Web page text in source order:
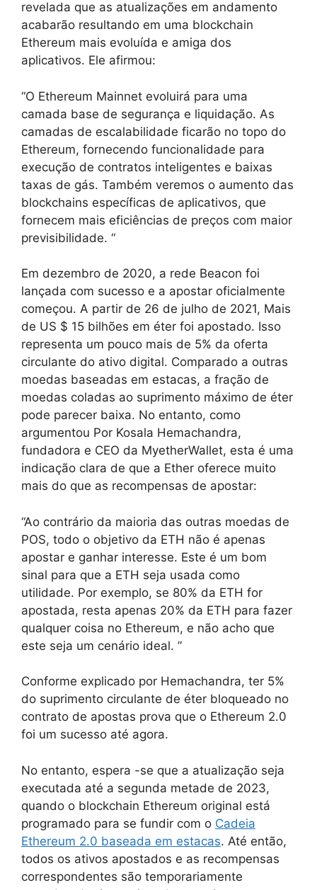
revelada que as atualizações em andamento
acabarão resultando em uma blockchain
Ethereum mais evoluída e amiga dos
aplicativos. Ele afirmou:
“O Ethereum Mainnet evoluirá para uma
camada base de segurança e liquidação. As
camadas de escalabilidade ficarão no topo do
Ethereum, fornecendo funcionalidade para
execução de contratos inteligentes e baixas
taxas de gás. Também veremos o aumento das
blockchains específicas de aplicativos, que
fornecem mais eficiências de preços com maior
previsibilidade. “
Em dezembro de 2020, a rede Beacon foi
lançada com sucesso e a apostar oficialmente
começou. A partir de 26 de julho de 2021, Mais
de US $ 15 bilhões em éter foi apostado. Isso
representa um pouco mais de 5% da oferta
circulante do ativo digital. Comparado a outras
moedas baseadas em estacas, a fração de
moedas coladas ao suprimento máximo de éter
pode parecer baixa. No entanto, como
argumentou Por Kosala Hemachandra,
fundadora e CEO da MyetherWallet, esta é uma
indicação clara de que a Ether oferece muito
mais do que as recompensas de apostar:
“Ao contrário da maioria das outras moedas de
POS, todo o objetivo da ETH não é apenas
apostar e ganhar interesse. Este é um bom
sinal para que a ETH seja usada como
utilidade. Por exemplo, se 80% da ETH for
apostada, resta apenas 20% da ETH para fazer
qualquer coisa no Ethereum, e não acho que
este seja um cenário ideal. ”
Conforme explicado por Hemachandra, ter 5%
do suprimento circulante de éter bloqueado no
contrato de apostas prova que o Ethereum 2.0
foi um sucesso até agora.
No entanto, espera -se que a atualização seja
executada até a segunda metade de 2023,
quando o blockchain Ethereum original está
programado para se fundir com o Cadeia
Ethereum 2.0 baseada em estacas. Até então,
todos os ativos apostados e as recompensas
correspondentes são temporariamente